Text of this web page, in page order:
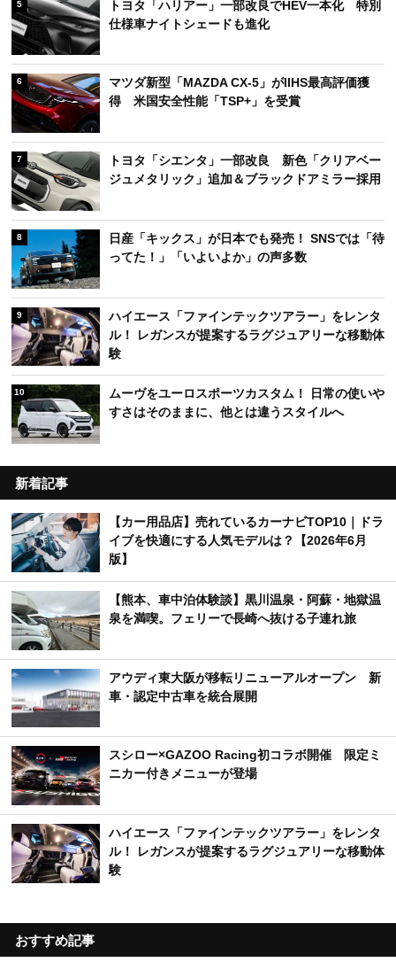
5
トヨタ「ハリアー」一部改良でHEV一本化 特別
仕様車ナイトシェードも進化
6
マツダ新型「MAZDA CX-5」がIIHS最高評価獲
得 米国安全性能「TSP+」を受賞
7
トヨタ「シエンタ」一部改良 新色「クリアベー
ジュメタリック」追加＆ブラックドアミラー採用
8
日産「キックス」が日本でも発売！ SNSでは「待
ってた！」「いよいよか」の声多数
9
ハイエース「ファインテックツアラー」をレンタ
ル！ レガンスが提案するラグジュアリーな移動体
験
10
ムーヴをユーロスポーツカスタム！ 日常の使いや
すさはそのままに、他とは違うスタイルへ
新着記事
【カー用品店】売れているカーナビTOP10｜ドラ
イブを快適にする人気モデルは？【2026年6月
版】
【熊本、車中泊体験談】黒川温泉・阿蘇・地獄温
泉を満喫。フェリーで長崎へ抜ける子連れ旅
アウディ東大阪が移転リニューアルオープン 新
車・認定中古車を統合展開
スシロー×GAZOO Racing初コラボ開催 限定ミ
ニカー付きメニューが登場
ハイエース「ファインテックツアラー」をレンタ
ル！ レガンスが提案するラグジュアリーな移動体
験
おすすめ記事